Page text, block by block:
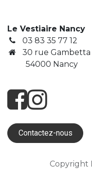
Le Vestiaire Nancy
03 83 35 77 12
30 rue Gambetta
​ 54000 Nancy
Contactez-nous
Copyright